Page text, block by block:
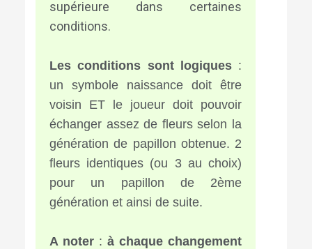
supérieure dans certaines
conditions.
Les conditions sont logiques:
un symbole naissance doit être
voisin ET le joueur doit pouvoir
échanger assez de fleurs selon la
génération de papillon obtenue. 2
fleurs identiques (ou 3 au choix)
pour un papillon de 2ème
génération et ainsi de suite.
A noter :à chaque changement